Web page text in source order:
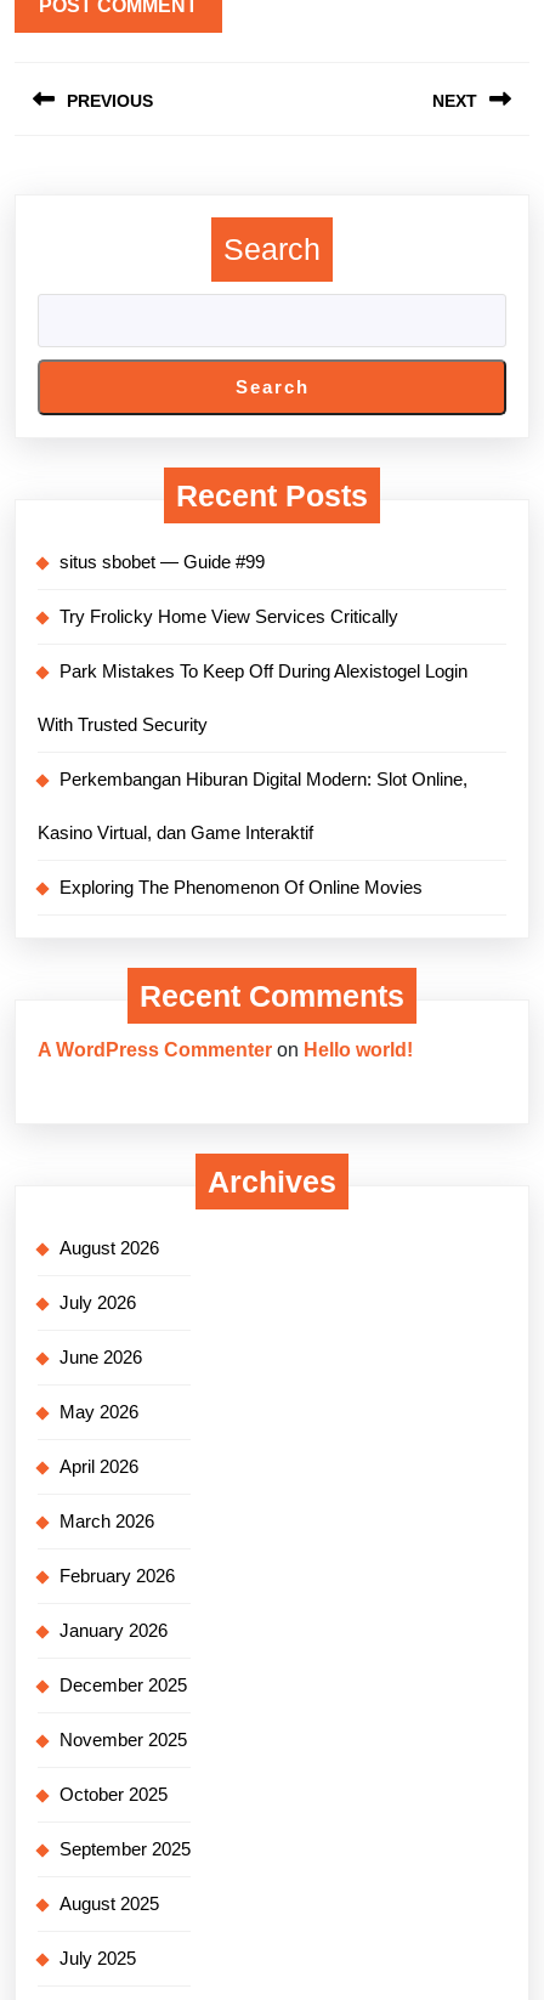
navigation
PREVIOUS NEXT
Search
Search
Recent Posts
situs sbobet — Guide #99
Try Frolicky Home View Services Critically
Park Mistakes To Keep Off During Alexistogel Login
With Trusted Security
Perkembangan Hiburan Digital Modern: Slot Online,
Kasino Virtual, dan Game Interaktif
Exploring The Phenomenon Of Online Movies
Recent Comments
A WordPress Commenter on Hello world!
Archives
August 2026
July 2026
June 2026
May 2026
April 2026
March 2026
February 2026
January 2026
December 2025
November 2025
October 2025
September 2025
August 2025
July 2025